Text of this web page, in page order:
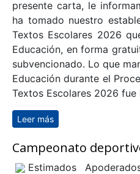
presente carta, le
ha tomado nuestro
Textos Escolares 2026
Educación, en forma
subvencionado. Lo que
Educación durante el
Textos Escolares 2026 fue
Leer más
Campeonato
Estimados